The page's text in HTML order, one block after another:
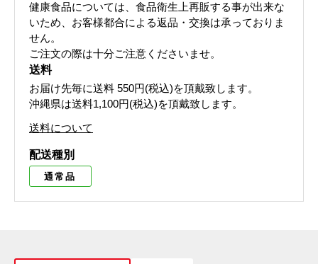
健康食品については、食品衛生上再販する事が出来な
いため、お客様都合による返品・交換は承っておりま
せん。
ご注文の際は十分ご注意くださいませ。
送料
お届け先毎に送料 550円(税込)を頂戴致します。
沖縄県は送料1,100円(税込)を頂戴致します。
送料について
配送種別
通常品